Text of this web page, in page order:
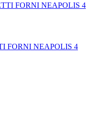
FORNI NEAPOLIS 4